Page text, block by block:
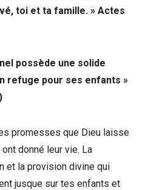
toi et ta famille. » Actes
possède une solide
refuge pour ses enfants »
promesses que Dieu laisse
donné leur vie. La
et la provision divine qui
jusque sur tes enfants et